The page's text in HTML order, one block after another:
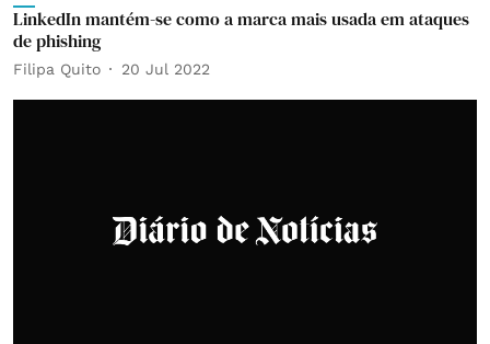
LinkedIn mantém-se como a marca mais usada em ataques
de phishing
Filipa Quito 20 Jul 2022